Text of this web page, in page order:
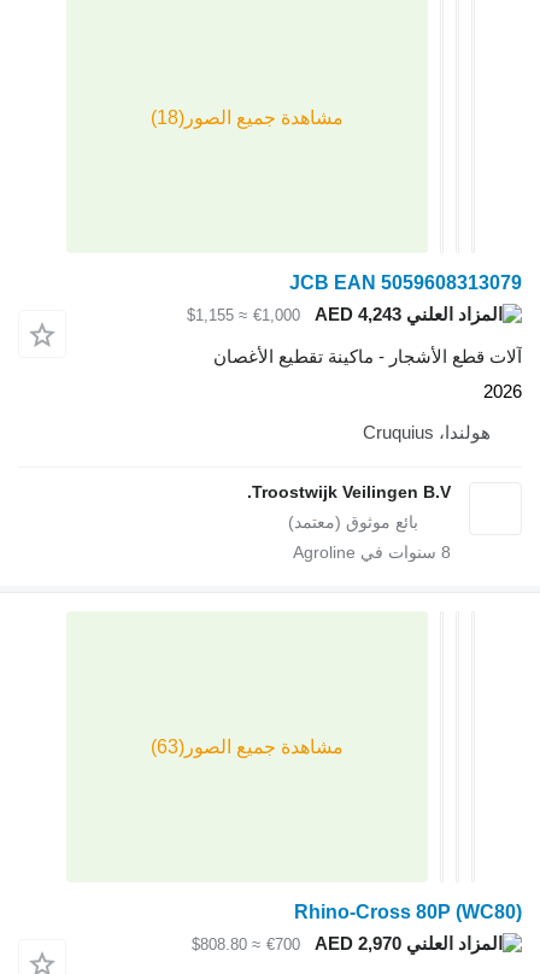
JCB EAN
AED 4,243
€1,000
≈ $1,155
- ماكينة تقطيع الأغصان
Troostwijk Veilingen
سنوات في Agroline
Rhino-Cross
AED 2,970
€700
≈ $808.80